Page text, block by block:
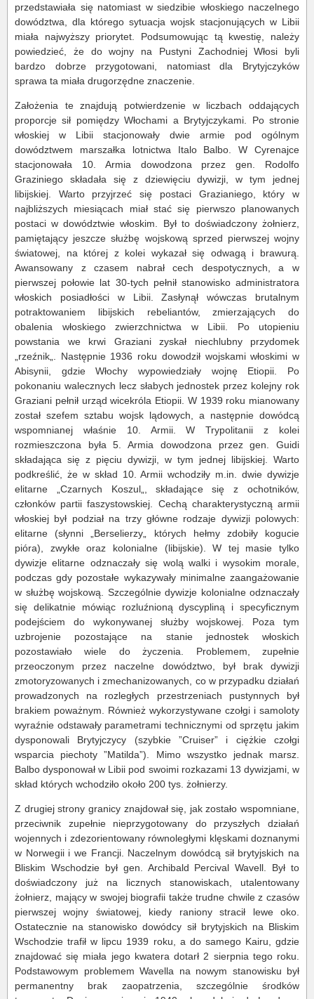
przedstawiała się natomiast w siedzibie włoskiego naczelnego
dowództwa, dla którego sytuacja wojsk stacjonujących w Libii
miała najwyższy priorytet. Podsumowując tą kwestię, należy
powiedzieć, że do wojny na Pustyni Zachodniej Włosi byli
bardzo dobrze przygotowani, natomiast dla Brytyjczyków
sprawa ta miała drugorzędne znaczenie.
Założenia te znajdują potwierdzenie w liczbach oddających
proporcje sił pomiędzy Włochami a Brytyjczykami. Po stronie
włoskiej w Libii stacjonowały dwie armie pod ogólnym
dowództwem marszałka lotnictwa Italo Balbo. W Cyrenajce
stacjonowała 10. Armia dowodzona przez gen. Rodolfo
Graziniego składała się z dziewięciu dywizji, w tym jednej
libijskiej. Warto przyjrzeć się postaci Grazianiego, który w
najbliższych miesiącach miał stać się pierwszo planowanych
postaci w dowództwie włoskim. Był to doświadczony żołnierz,
pamiętający jeszcze służbę wojskową sprzed pierwszej wojny
światowej, na której z kolei wykazał się odwagą i brawurą.
Awansowany z czasem nabrał cech despotycznych, a w
pierwszej połowie lat 30-tych pełnił stanowisko administratora
włoskich posiadłości w Libii. Zasłynął wówczas brutalnym
potraktowaniem libijskich rebeliantów, zmierzających do
obalenia włoskiego zwierzchnictwa w Libii. Po utopieniu
powstania we krwi Graziani zyskał niechlubny przydomek
„rzeźnik„. Następnie 1936 roku dowodził wojskami włoskimi w
Abisynii, gdzie Włochy wypowiedziały wojnę Etiopii. Po
pokonaniu walecznych lecz słabych jednostek przez kolejny rok
Graziani pełnił urząd wicekróla Etiopii. W 1939 roku mianowany
został szefem sztabu wojsk lądowych, a następnie dowódcą
wspomnianej właśnie 10. Armii. W Trypolitanii z kolei
rozmieszczona była 5. Armia dowodzona przez gen. Guidi
składająca się z pięciu dywizji, w tym jednej libijskiej. Warto
podkreślić, że w skład 10. Armii wchodziły m.in. dwie dywizje
elitarne „Czarnych Koszul„, składające się z ochotników,
członków partii faszystowskiej. Cechą charakterystyczną armii
włoskiej był podział na trzy główne rodzaje dywizji polowych:
elitarne (słynni „Berselierzy„ których hełmy zdobiły kogucie
pióra), zwykłe oraz kolonialne (libijskie). W tej masie tylko
dywizje elitarne odznaczały się wolą walki i wysokim morale,
podczas gdy pozostałe wykazywały minimalne zaangażowanie
w służbę wojskową. Szczególnie dywizje kolonialne odznaczały
się delikatnie mówiąc rozluźnioną dyscypliną i specyficznym
podejściem do wykonywanej służby wojskowej. Poza tym
uzbrojenie pozostające na stanie jednostek włoskich
pozostawiało wiele do życzenia. Problemem, zupełnie
przeoczonym przez naczelne dowództwo, był brak dywizji
zmotoryzowanych i zmechanizowanych, co w przypadku działań
prowadzonych na rozległych przestrzeniach pustynnych był
brakiem poważnym. Również wykorzystywane czołgi i samoloty
wyraźnie odstawały parametrami technicznymi od sprzętu jakim
dysponowali Brytyjczycy (szybkie ”Cruiser” i ciężkie czołgi
wsparcia piechoty ”Matilda”). Mimo wszystko jednak marsz.
Balbo dysponował w Libii pod swoimi rozkazami 13 dywizjami, w
skład których wchodziło około 200 tys. żołnierzy.
Z drugiej strony granicy znajdował się, jak zostało wspomniane,
przeciwnik zupełnie nieprzygotowany do przyszłych działań
wojennych i zdezorientowany równoległymi klęskami doznanymi
w Norwegii i we Francji. Naczelnym dowódcą sił brytyjskich na
Bliskim Wschodzie był gen. Archibald Percival Wavell. Był to
doświadczony już na licznych stanowiskach, utalentowany
żołnierz, mający w swojej biografii także trudne chwile z czasów
pierwszej wojny światowej, kiedy raniony stracił lewe oko.
Ostatecznie na stanowisko dowódcy sił brytyjskich na Bliskim
Wschodzie trafił w lipcu 1939 roku, a do samego Kairu, gdzie
znajdować się miała jego kwatera dotarł 2 sierpnia tego roku.
Podstawowym problemem Wavella na nowym stanowisku był
permanentny brak zaopatrzenia, szczególnie środków